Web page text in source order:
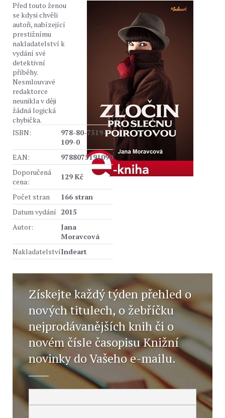
Před touto ženou
se kdysi chvěli
autoři, nabízející
prestižnímu
nakladatelství k
vydání své
detektivní
příběhy.
Nesmlouvavé
redaktorce
neunikla v ději
žádná logická
chybička.
ISBN:
978-80-7519-
109-0
EAN:
9788075191090
Doporučená
cena:
129 Kč
Počet stran
166 stran
Datum vydání 2015
Autor:
Jana
Moravcová
NakladatelstvíIndeart
Získejte každý týden přehled o
nových titulech, o žebříčku
nejprodávanějších knih či o
novém čísle časopisu Knižní
novinky do Vašeho e-mailu.